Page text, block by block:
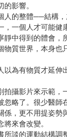
影響。
人的整體──結構，
一個人才可能健
靜中得到的體會
物質世界，本身也
以為有物質才延伸
拍攝影片來示範，
忽略了。很少醫師
係，更不用提姿勢
來會改變。
所談的運動結構調